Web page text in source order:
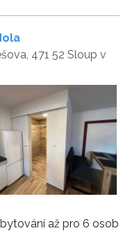
471 52 Sloup v
až pro 6 osob